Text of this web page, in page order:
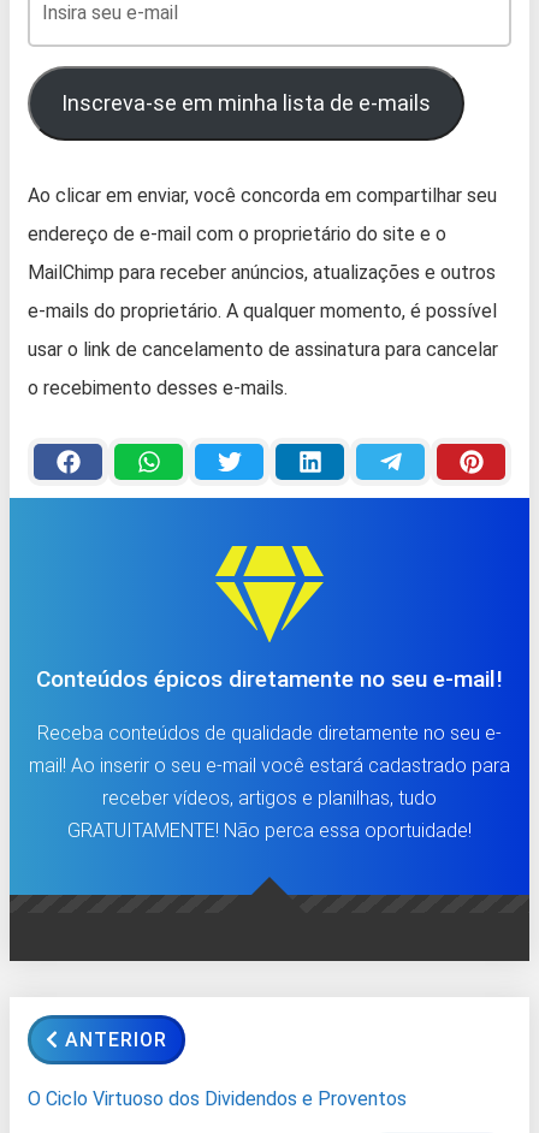
Inscreva-se em minha lista de e-mails
Ao clicar em enviar, você concorda em compartilhar seu
endereço de e-mail com o proprietário do site e o
MailChimp para receber anúncios, atualizações e outros
e-mails do proprietário. A qualquer momento, é possível
usar o link de cancelamento de assinatura para cancelar
o recebimento desses e-mails.
Conteúdos épicos diretamente no seu e-mail!
Receba conteúdos de qualidade diretamente no seu e-
mail! Ao inserir o seu e-mail você estará cadastrado para
receber vídeos, artigos e planilhas, tudo
GRATUITAMENTE! Não perca essa oportuidade!
ANTERIOR
O Ciclo Virtuoso dos Dividendos e Proventos